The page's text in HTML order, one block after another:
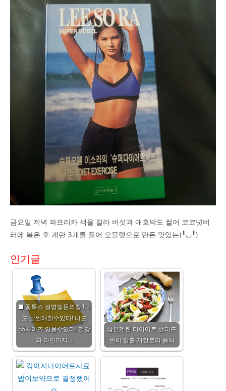
금요일 저녁 파프리카 색을 잘라 버섯과 애호박도 썰어 코코넛버
터에 볶은 후 계란 3개를 풀어 오믈렛으로 만든 맛있는(╹◡╹)
인기글
■ 꽃톡스 설명및문의창!!나
도 날씬해질수있다! 나도
55사이즈 입을수있다! 건강
과 라인까지…
삶은계란 다이어트 샐러드
변비 탈출 저칼로리 음식